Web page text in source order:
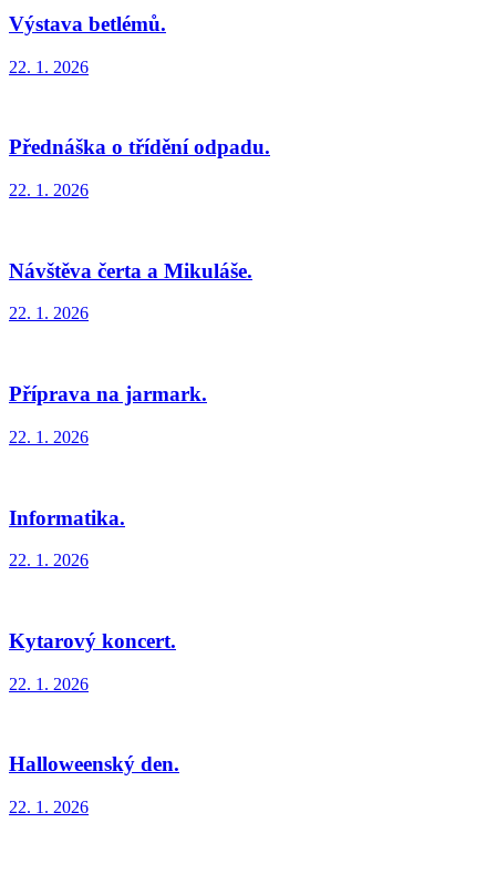
Výstava betlémů.
22. 1. 2026
Přednáška o třídění odpadu.
22. 1. 2026
Návštěva čerta a Mikuláše.
22. 1. 2026
Příprava na jarmark.
22. 1. 2026
Informatika.
22. 1. 2026
Kytarový koncert.
22. 1. 2026
Halloweenský den.
22. 1. 2026